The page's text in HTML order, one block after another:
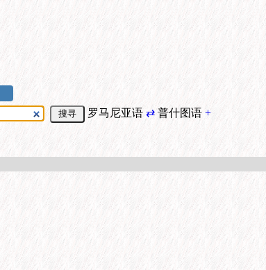
罗马尼亚语 ⇄普什图语 +